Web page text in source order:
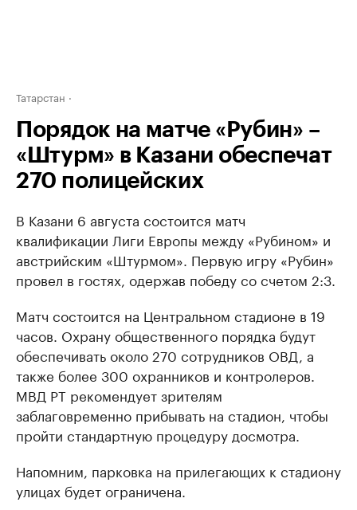
Татарстан
Порядок на матче «Рубин» –
«Штурм» в Казани обеспечат
270 полицейских
В Казани 6 августа состоится матч
квалификации Лиги Европы между «Рубином» и
австрийским «Штурмом». Первую игру «Рубин»
провел в гостях, одержав победу со счетом 2:3.
Матч состоится на Центральном стадионе в 19
часов. Охрану общественного порядка будут
обеспечивать около 270 сотрудников ОВД, а
также более 300 охранников и контролеров.
МВД РТ рекомендует зрителям
заблаговременно прибывать на стадион, чтобы
пройти стандартную процедуру досмотра.
Напомним, парковка на прилегающих к стадиону
улицах будет ограничена.